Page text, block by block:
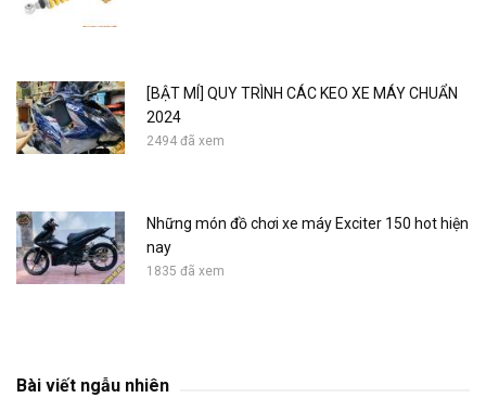
[BẬT MÍ] QUY TRÌNH CÁC KEO XE MÁY CHUẨN
2024
2494 đã xem
Những món đồ chơi xe máy Exciter 150 hot hiện
nay
1835 đã xem
Bài viết ngẫu nhiên
Adelin 2 pis - ADL25